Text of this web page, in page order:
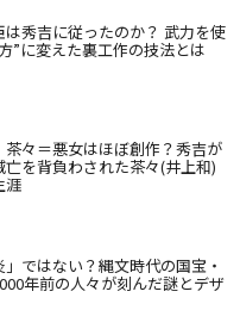
は秀吉に従ったのか？ 武力を使
”に変えた裏工作の技法とは
茶々＝悪女はほぼ創作？秀吉が
を背負わされた茶々(井上和)
涯
ではない？縄文時代の国宝・
年前の人々が刻んだ謎とデザ